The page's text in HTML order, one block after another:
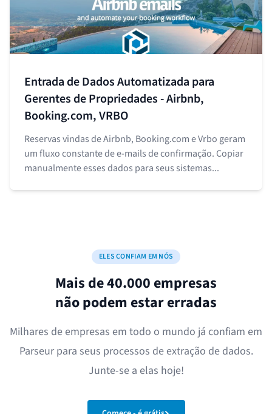
Entrada de Dados Automatizada para
Gerentes de Propriedades - Airbnb,
Booking.com, VRBO
Reservas vindas de Airbnb, Booking.com e Vrbo geram
um fluxo constante de e-mails de confirmação. Copiar
manualmente esses dados para seus sistemas...
ELES CONFIAM EM NÓS
Mais de 40.000 empresas
não podem estar erradas
Milhares de empresas em todo o mundo já confiam em
Parseur para seus processos de extração de dados.
Junte-se a elas hoje!